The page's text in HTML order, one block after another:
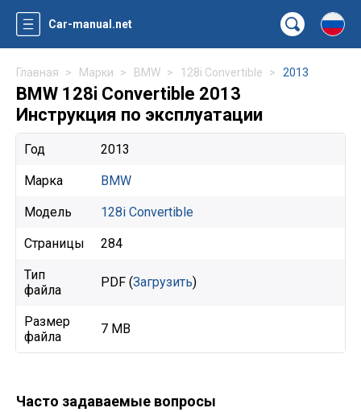
Car-manual.net
Главная Марки BMW 128i Convertible 2013
BMW 128i Convertible 2013
Инструкция по эксплуатации
Год 2013
Марка BMW
Модель 128i Convertible
Страницы 284
Тип
файла
PDF (Загрузить)
Размер
файла
7 MB
Часто задаваемые вопросы